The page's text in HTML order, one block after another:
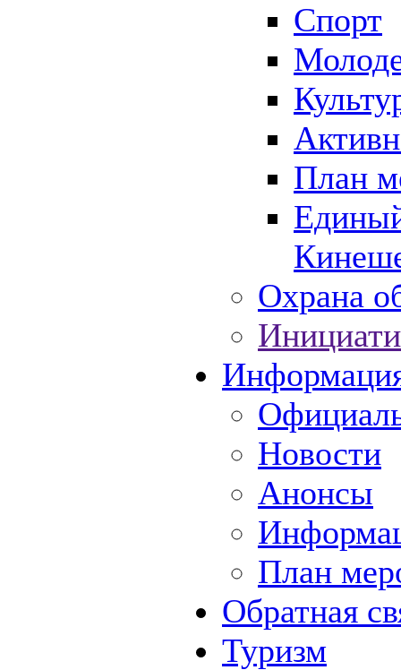
Спорт
План
Охрана
Новости
Анонсы
План
Обратная
Туризм